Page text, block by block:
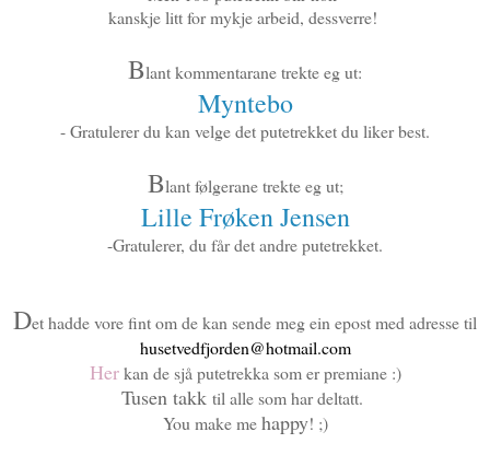
kanskje litt for mykje arbeid, dessverre!
Blant kommentarane trekte eg ut:
Myntebo
- Gratulerer du kan velge det putetrekket du liker best.
Blant følgerane trekte eg ut;
Lille Frøken Jensen
-Gratulerer, du får det andre putetrekket.
Det hadde vore fint om de kan sende meg ein epost med adresse til
husetvedfjorden@hotmail.com
Herkan de sjå putetrekka som er premiane :)
Tusen takk til alle som har deltatt.
You make mehappy! ;)